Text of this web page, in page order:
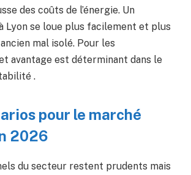
des coûts de l’énergie. Un
Lyon se loue plus facilement et plus
mal isolé. Pour les
avantage est déterminant dans le
.
pour le marché
2026
du secteur restent prudents mais